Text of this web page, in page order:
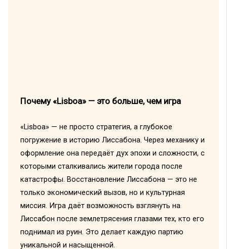
Почему «Lisboa» — это больше, чем игра
«Lisboa» — не просто стратегия, а глубокое
погружение в историю Лиссабона. Через механику и
оформление она передаёт дух эпохи и сложности, с
которыми сталкивались жители города после
катастрофы. Восстановление Лиссабона — это не
только экономический вызов, но и культурная
миссия. Игра даёт возможность взглянуть на
Лиссабон после землетрясения глазами тех, кто его
поднимал из руин. Это делает каждую партию
уникальной и насыщенной.